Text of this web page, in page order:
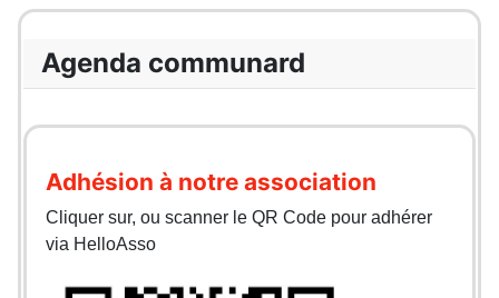
Agenda communard
Adhésion à notre association
Cliquer sur, ou scanner le QR Code pour adhérer
via HelloAsso